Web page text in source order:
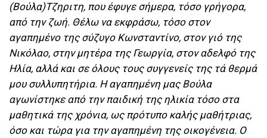
(Βούλα)Τζηριτη, που έφυγε σήμερα, τόσο γρήγορα,
από την ζωή. Θέλω να εκφράσω, τόσο στον
αγαπημένο της σύζυγο Κωνσταντίνο, στον γιό της
Νικόλαο, στην μητέρα της Γεωργία, στον αδελφό της
Ηλία, αλλά και σε όλους τους συγγενείς της τά θερμά
μου συλλυπητήρια. Η αγαπημένη μας Βούλα
αγωνίστηκε από την παιδική της ηλικία τόσο στα
μαθητικά της χρόνια, ως πρότυπο καλής μαθήτριας,
όσο και τώρα για την αγαπημένη της οικογένεια. Ο